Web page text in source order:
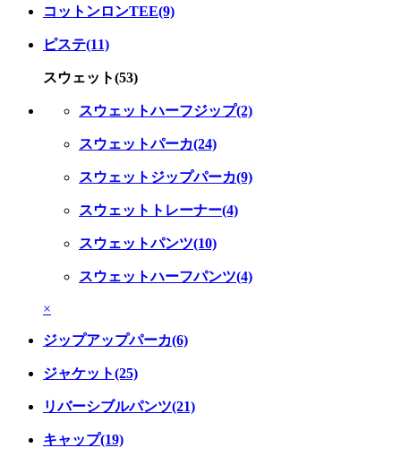
コットンロンTEE(9)
ピステ(11)
スウェット(53)
スウェットハーフジップ(2)
スウェットパーカ(24)
スウェットジップパーカ(9)
スウェットトレーナー(4)
スウェットパンツ(10)
スウェットハーフパンツ(4)
×
ジップアップパーカ(6)
ジャケット(25)
リバーシブルパンツ(21)
キャップ(19)